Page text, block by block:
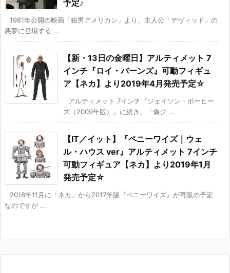
予定♪
1981年公開の映画「狼男アメリカン」より、主人公「デヴィッド」の
悪夢に登場する ...
【新・13日の金曜日】アルティメット 7
インチ『ロイ・バーンズ』可動フィギュ
ア【ネカ】より2019年4月発売予定☆
アルティメット 7インチ『ジェイソン・ボーヒー
ズ（2009年版）』に続き、「偽ジ ...
【IT／イット】『ペニーワイズ｜ウェ
ル・ハウス ver』アルティメット 7インチ
可動フィギュア【ネカ】より2019年1月
発売予定☆
2018年11月に「ネカ」から2017年版『ペニーワイズ』が再販の予定
なのですが ...